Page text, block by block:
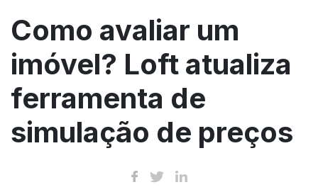
Como avaliar um
imóvel? Loft atualiza
ferramenta de
simulação de preços